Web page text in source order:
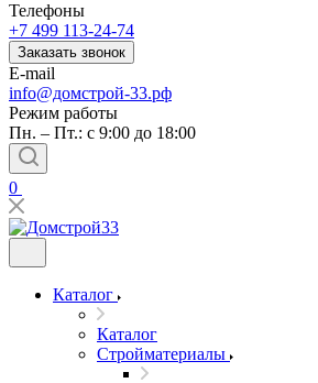
Телефоны
+7 499 113-24-74
Заказать звонок
E-mail
info@домстрой-33.рф
Режим работы
Пн. – Пт.: с 9:00 до 18:00
0
Каталог
Каталог
Стройматериалы